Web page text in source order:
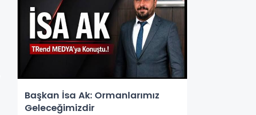
Başkan İsa Ak: Ormanlarımız
Geleceğimizdir